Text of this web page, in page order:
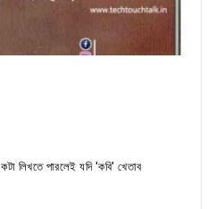
লিখতে পারলেই যদি 'কবি' খেতাব